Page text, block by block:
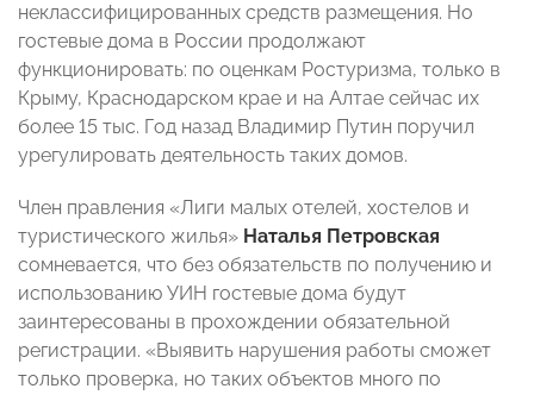
неклассифицированных средств размещения. Но
гостевые дома в России продолжают
функционировать: по оценкам Ростуризма, только в
Крыму, Краснодарском крае и на Алтае сейчас их
более 15 тыс. Год назад Владимир Путин поручил
урегулировать деятельность таких домов.
Член правления «Лиги малых отелей, хостелов и
туристического жилья» Наталья Петровская
сомневается, что без обязательств по получению и
использованию УИН гостевые дома будут
заинтересованы в прохождении обязательной
регистрации. «Выявить нарушения работы сможет
только проверка, но таких объектов много по